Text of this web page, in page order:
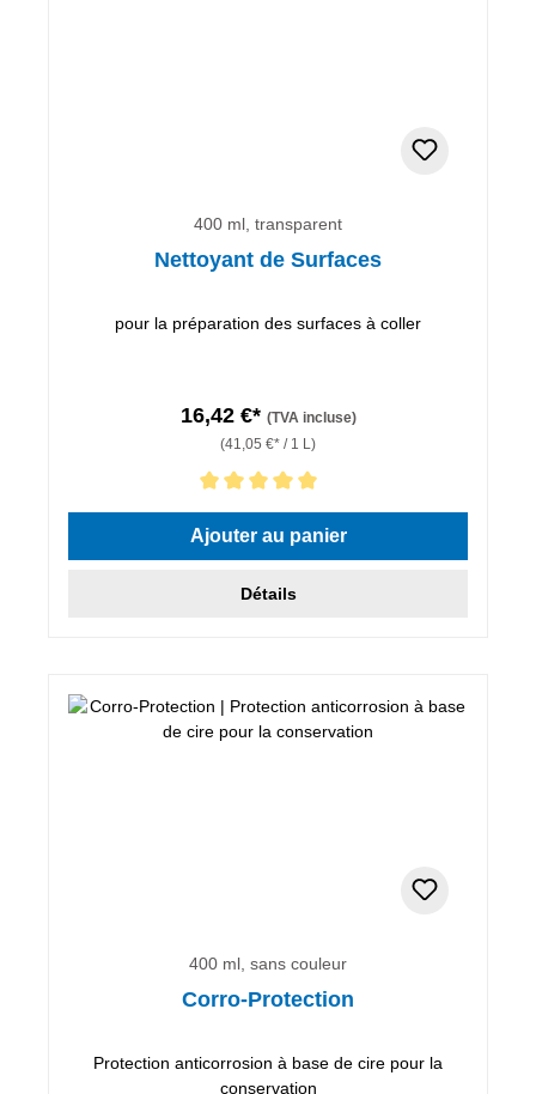
400 ml, transparent
Nettoyant de Surfaces
pour la préparation des surfaces à coller
16,42 €* (TVA incluse)
(41,05 €* / 1 L)
Note moyenne de 5 sur 5 étoiles
Ajouter au panier
Détails
400 ml, sans couleur
Corro-Protection
Protection anticorrosion à base de cire pour la
conservation